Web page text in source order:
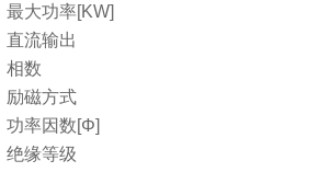
最大功率[KW]
直流输出
相数
励磁方式
功率因数[Φ]
绝缘等级